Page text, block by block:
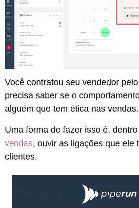
Você contratou seu vendedor
precisa saber se o
alguém que tem ética nas vendas.
Uma forma de fazer isso é,
vendas, ouvir as ligações que ele
clientes.